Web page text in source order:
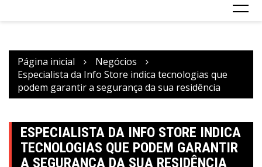
Página inicial
Negócios
Especialista da Info Store indica tecnologias que
podem garantir a segurança da sua residência
ESPECIALISTA DA INFO STORE INDICA
TECNOLOGIAS QUE PODEM GARANTIR
A SEGURANÇA DA SUA RESIDÊNCIA